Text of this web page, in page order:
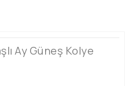
Ay Güneş Kolye